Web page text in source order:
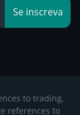
Se inscreva
to trading,
references to